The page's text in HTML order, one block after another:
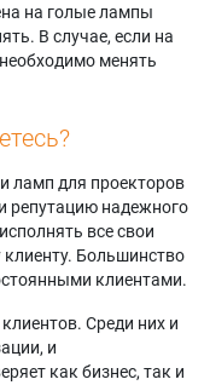
на голые лампы
В случае, если на
менять
ламп для проекторов
репутацию надежного
все свои
клиенту. Большинство
клиентами.
Среди них и
и
как бизнес, так и